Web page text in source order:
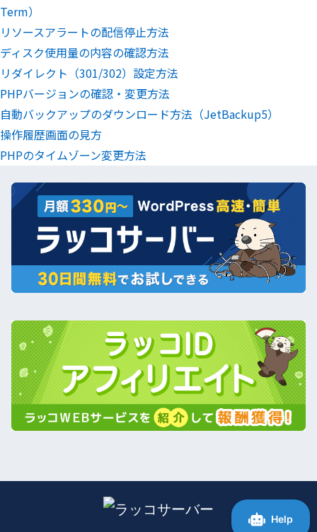
Term）
リソースアラートの配信停止方法
ディスク使用量の内容の確認方法
リダイレクト（301/302）設定方法
PHPバージョンの確認・変更方法
自動バックアップのダウンロード方法（JetBackup5）
操作履歴画面の見方
PHPのタイムゾーン変更方法